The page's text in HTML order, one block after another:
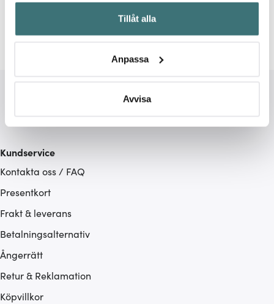
Samla in information om din geografiska plats som
kan ha en noggrannhet på upp till flera meter
Identifiera din enhet genom att aktivt skanna den för
Ta reda på mer om hur dina personliga uppgifter
Du kan ändra eller dra tillbaka ditt samtycke när som
ska anpassas efter det som vi tror att du tycker om. Det
gör också att vi kan analysera vår trafik och göra
som du vill dela med dig av.
Tillåt alla
Anpassa
Avvisa
Rösle
Kundservice
Kontakta oss / FAQ
Presentkort
Frakt & leverans
Betalningsalternativ
Ångerrätt
Retur & Reklamation
Köpvillkor